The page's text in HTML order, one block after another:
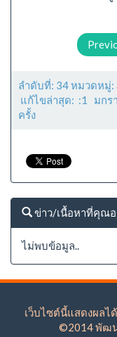
ลำดับที่: 34 หมวดหมู่:
แก้ไขล่าสุด: :1 มกร
ครั้ง
ข่าว/เนื้อหาที่คุณอ
ไม่พบข้อมูล..
เว็บไซต์นี้แสดงผลไ
©2014 พัฒน